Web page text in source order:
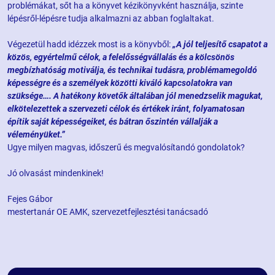
problémákat, sőt ha a könyvet kézikönyvként használja, szinte
lépésről-lépésre tudja alkalmazni az abban foglaltakat.
Végezetül hadd idézzek most is a könyvből:„A jól teljesítő csapatot a
közös, egyértelmű célok, a felelősségvállalás és a kölcsönös
megbízhatóság motiválja, és technikai tudásra, problémamegoldó
képességre és a személyek közötti kiváló kapcsolatokra van
szüksége…. A hatékony követők általában jól menedzselik magukat,
elkötelezettek a szervezeti célok és értékek iránt, folyamatosan
építik saját képességeiket, és bátran őszintén vállalják a
véleményüket.”
Ugye milyen magvas, időszerű és megvalósítandó gondolatok?
Jó olvasást mindenkinek!
Fejes Gábor
mestertanár OE AMK, szervezetfejlesztési tanácsadó